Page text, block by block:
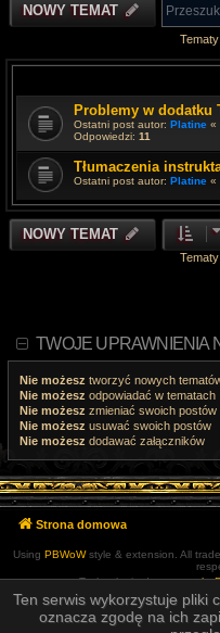
NOWY TEMAT
Problemy w dodatku
Ostatni post autor: Platine «
Odpowiedzi: 11
Tłumaczenia
Ostatni post autor: Platine «
NOWY TEMAT
TWOJE UPRAWNIENIA
Nie możesz tworzyć nowych
Nie możesz odpowiadać w tematach
Nie możesz zmieniać swoich postów
Nie możesz usuwać swoich postów
Nie możesz dodawać załączników
Strona domowa
Using PBWoWstyle & extension. All
Technologię dostarcza
Polski pakiet
Zasady ochrony
Ten serwis wykorzystuje pliki
oznacza zgodę na ich